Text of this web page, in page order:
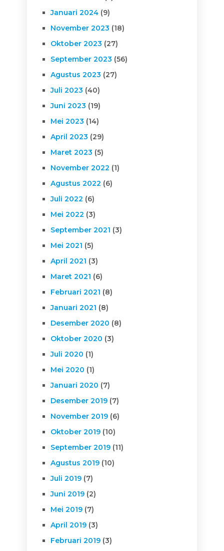
Januari 2024(9)
November 2023 (18)
Oktober 2023 (27)
September 2023 (56)
Agustus 2023 (27)
Juli 2023 (40)
Juni 2023 (19)
Mei 2023 (14)
April 2023 (29)
Maret 2023 (5)
November 2022 (1)
Agustus 2022 (6)
Juli 2022 (6)
Mei 2022 (3)
September 2021 (3)
Mei 2021 (5)
April 2021 (3)
Maret 2021 (6)
Februari 2021 (8)
Januari 2021 (8)
Desember 2020 (8)
Oktober 2020 (3)
Juli 2020 (1)
Mei 2020 (1)
Januari 2020 (7)
Desember 2019(7)
November 2019(6)
Oktober 2019(10)
September 2019(11)
Agustus 2019(10)
Juli 2019(7)
Juni 2019(2)
Mei 2019(7)
April 2019(3)
Februari 2019(3)